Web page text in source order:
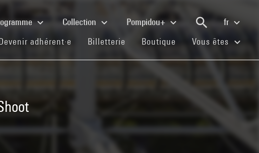
Collection Pompidou+
fr
adhérent·e (current)
Billetterie (current)
Boutique (current)
Vous êtes